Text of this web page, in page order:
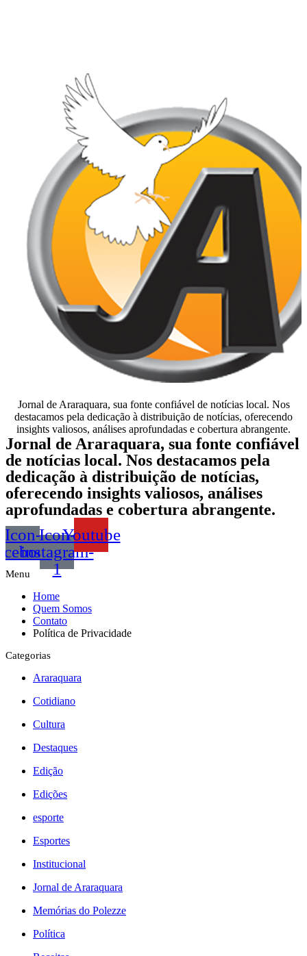
Jornal de Araraquara, sua fonte confiável de notícias local. Nos
destacamos pela dedicação à distribuição de notícias, oferecendo
insights valiosos, análises aprofundadas e cobertura abrangente.
Jornal de Araraquara, sua fonte confiável
de notícias local. Nos destacamos pela
dedicação à distribuição de notícias,
oferecendo insights valiosos, análises
aprofundadas e cobertura abrangente.
Icon-Icon-
instagram-
1
Youtube
Menu
Home
Quem Somos
Contato
Política de Privacidade
Categorias
Araraquara
Cotidiano
Cultura
Destaques
Edição
Edições
esporte
Esportes
Institucional
Jornal de Araraquara
Memórias do Polezze
Política